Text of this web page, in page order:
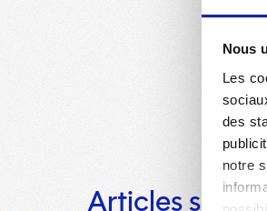
Nous
Les
des
notre
Articles